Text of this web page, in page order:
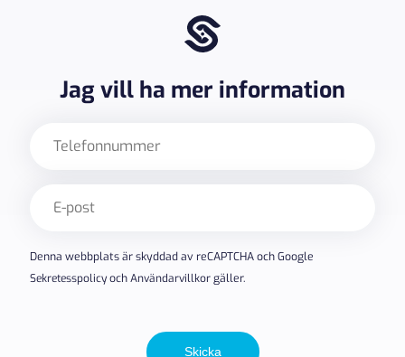
Jag vill ha mer information
post
Denna webbplats är skyddad av reCAPTCHA och Google
SekretesspolicyochAnvändarvillkorgäller.
Skicka